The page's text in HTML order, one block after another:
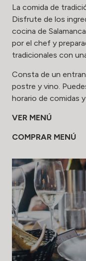
La comida de
Disfrute de los
cocina de
por el chef y
tradicionales con
Consta de un
postre y vino.
horario de comidas
VER MENÚ
COMPRAR MENÚ